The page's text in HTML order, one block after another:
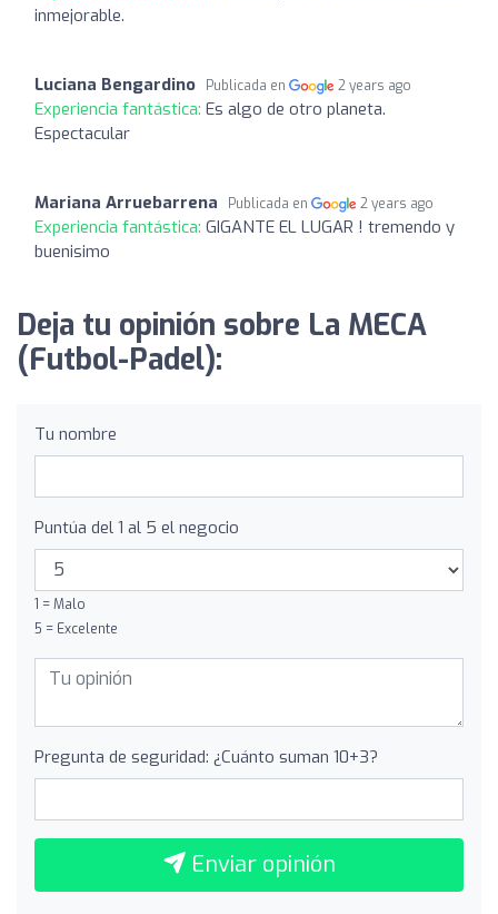
inmejorable.
Luciana Bengardino Publicada en 2 years ago
Experiencia fantástica: Es algo de otro planeta.
Espectacular
Mariana Arruebarrena Publicada en 2 years ago
Experiencia fantástica: GIGANTE EL LUGAR ! tremendo y
buenisimo
Deja tu opinión sobre La MECA
(Futbol-Padel):
Tu nombre
Puntúa del 1 al 5 el negocio
1 = Malo
5 = Excelente
Pregunta de seguridad: ¿Cuánto suman 10+3?
Enviar opinión